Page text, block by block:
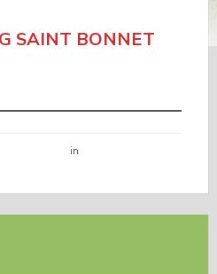
SAINT BONNET
in